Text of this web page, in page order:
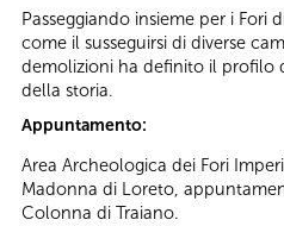
Passeggiando insieme per i Fori
come il susseguirsi di diverse
demolizioni ha definito il profilo
della storia.
Appuntamento:
Area Archeologica dei Fori
Madonna di Loreto,
Colonna di Traiano.